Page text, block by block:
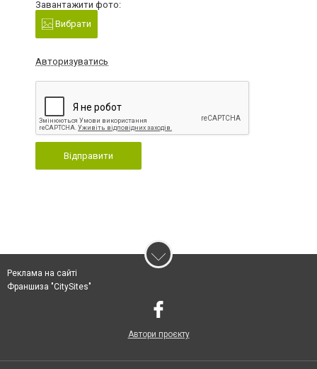
Завантажити фото:
Вибрати
Авторизуватись
Відправити
Реклама на сайті
Франшиза "CitySites"
Автори проєкту